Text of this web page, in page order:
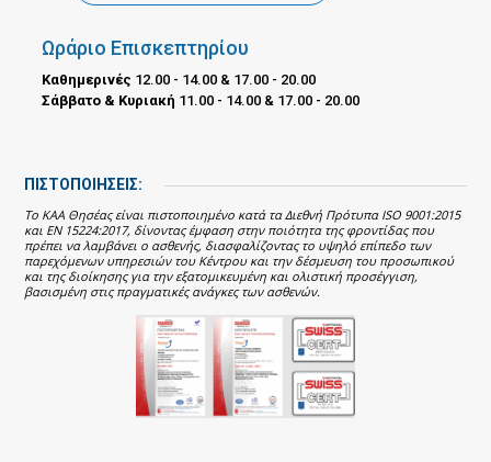
Ωράριο Επισκεπτηρίου
Καθημερινές 12.00 - 14.00 & 17.00 - 20.00
Σάββατο & Κυριακή 11.00 - 14.00 & 17.00 - 20.00
ΠΙΣΤΟΠΟΙΗΣΕΙΣ:
Το ΚΑΑ Θησέας είναι πιστοποιημένο κατά τα Διεθνή Πρότυπα ISO 9001:2015
και EN 15224:2017, δίνοντας έμφαση στην ποιότητα της φροντίδας που
πρέπει να λαμβάνει ο ασθενής, διασφαλίζοντας το υψηλό επίπεδο των
παρεχόμενων υπηρεσιών του Κέντρου και την δέσμευση του προσωπικού
και της διοίκησης για την εξατομικευμένη και ολιστική προσέγγιση,
βασισμένη στις πραγματικές ανάγκες των ασθενών.